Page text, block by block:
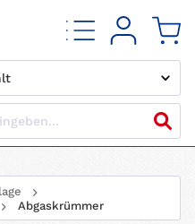
Abgaskrümmer